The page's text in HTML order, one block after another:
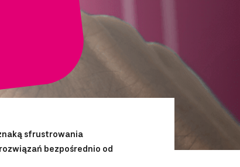
sfrustrowania
bezpośrednio od